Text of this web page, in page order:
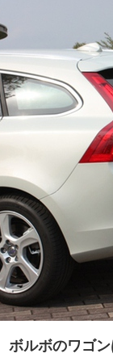
ボルボのワゴ